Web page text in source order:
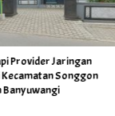
Polda Jateng Ringkus
Sabu di Colomadu, 23
Berhasil Disita